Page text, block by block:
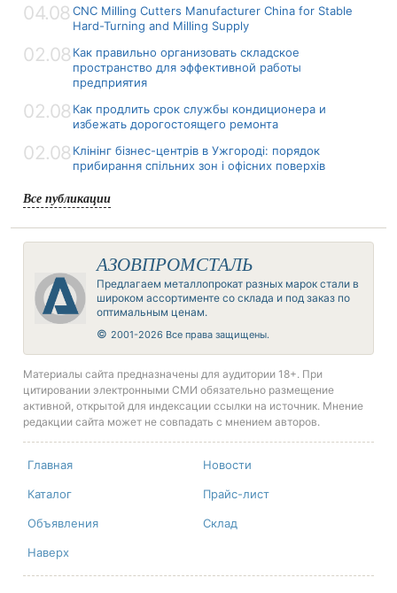
04.08 CNC Milling Cutters Manufacturer China for Stable
Hard-Turning and Milling Supply
02.08 Как правильно организовать складское
пространство для эффективной работы
предприятия
02.08 Как продлить срок службы кондиционера и
избежать дорогостоящего ремонта
02.08 Клінінг бізнес-центрів в Ужгороді: порядок
прибирання спільних зон і офісних поверхів
Все публикации
АЗОВПРОМСТАЛЬ
Предлагаем металлопрокат разных марок стали в
широком ассортименте со склада и под заказ по
оптимальным ценам.
© 2001-2026 Все права защищены.
Материалы сайта предназначены для аудитории 18+. При
цитировании электронными СМИ обязательно размещение
активной, открытой для индексации ссылки на источник. Мнение
редакции сайта может не совпадать с мнением авторов.
Главная Новости
Каталог Прайс-лист
Объявления Склад
Наверх